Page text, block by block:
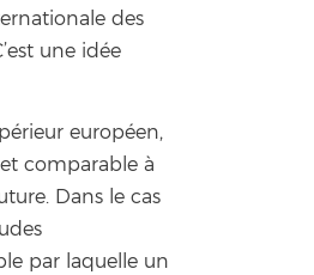
des
une idée
européen,
comparable à
Dans le cas
par laquelle un